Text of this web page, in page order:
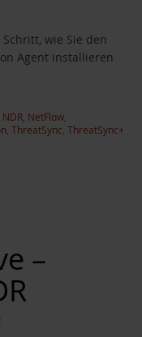
wie Sie den
Agent installieren
NDR NetFlow
ThreatSync ThreatSync+
–